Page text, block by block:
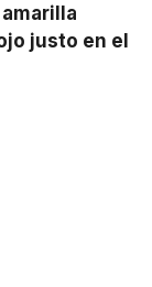
justo en el